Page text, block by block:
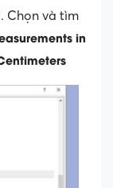
Chọn và tìm
in